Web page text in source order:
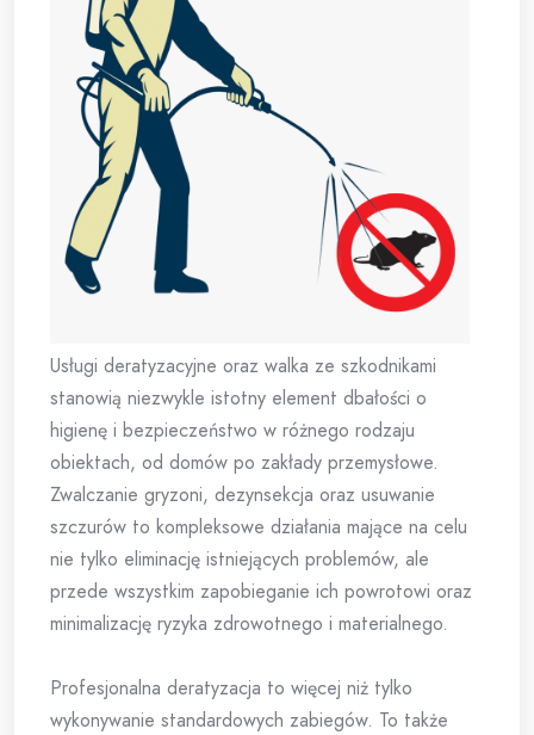
Usługi deratyzacyjne oraz walka ze szkodnikami
stanowią niezwykle istotny element dbałości o
higienę i bezpieczeństwo w różnego rodzaju
obiektach, od domów po zakłady przemysłowe.
Zwalczanie gryzoni, dezynsekcja oraz usuwanie
szczurów to kompleksowe działania mające na celu
nie tylko eliminację istniejących problemów, ale
przede wszystkim zapobieganie ich powrotowi oraz
minimalizację ryzyka zdrowotnego i materialnego.
Profesjonalna deratyzacja to więcej niż tylko
wykonywanie standardowych zabiegów. To także